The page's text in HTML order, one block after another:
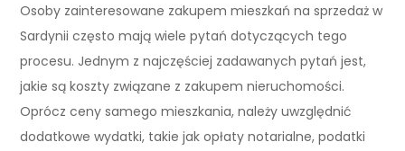
Osoby zainteresowane zakupem mieszkań na sprzedaż w
Sardynii często mają wiele pytań dotyczących tego
procesu. Jednym z najczęściej zadawanych pytań jest,
jakie są koszty związane z zakupem nieruchomości.
Oprócz ceny samego mieszkania, należy uwzględnić
dodatkowe wydatki, takie jak opłaty notarialne, podatki